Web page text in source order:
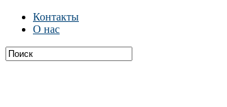
Контакты
О нас